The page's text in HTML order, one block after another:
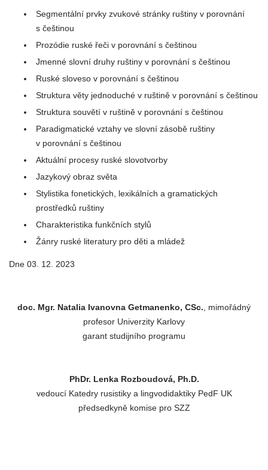
Segmentální prvky zvukové stránky ruštiny v porovnání
s češtinou
Prozódie ruské řeči v porovnání s češtinou
Jmenné slovní druhy ruštiny v porovnání s češtinou
Ruské sloveso v porovnání s češtinou
Struktura věty jednoduché v ruštině v porovnání s češtinou
Struktura souvětí v ruštině v porovnání s češtinou
Paradigmatické vztahy ve slovní zásobě ruštiny
v porovnání s češtinou
Aktuální procesy ruské slovotvorby
Jazykový obraz světa
Stylistika fonetických, lexikálních a gramatických
prostředků ruštiny
Charakteristika funkčních stylů
Žánry ruské literatury pro děti a mládež
Dne 03. 12. 2023
doc. Mgr. Natalia Ivanovna Getmanenko, CSc. , mimořádný
profesor Univerzity Karlovy
garant studijního programu
PhDr. Lenka Rozboudová, Ph.D.
vedoucí Katedry rusistiky a lingvodidaktiky PedF UK
předsedkyně komise pro SZZ